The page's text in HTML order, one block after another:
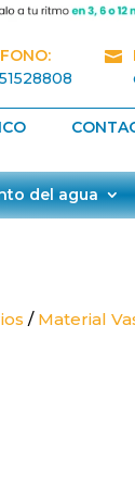

del agua
/ Material